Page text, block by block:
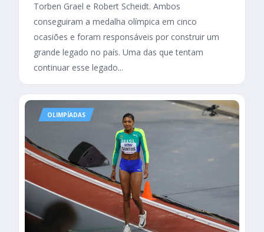
Torben Grael e Robert Scheidt. Ambos
conseguiram a medalha olímpica em cinco
ocasiões e foram responsáveis por construir um
grande legado no país. Uma das que tentam
continuar esse legado...
OLIMPÍADAS